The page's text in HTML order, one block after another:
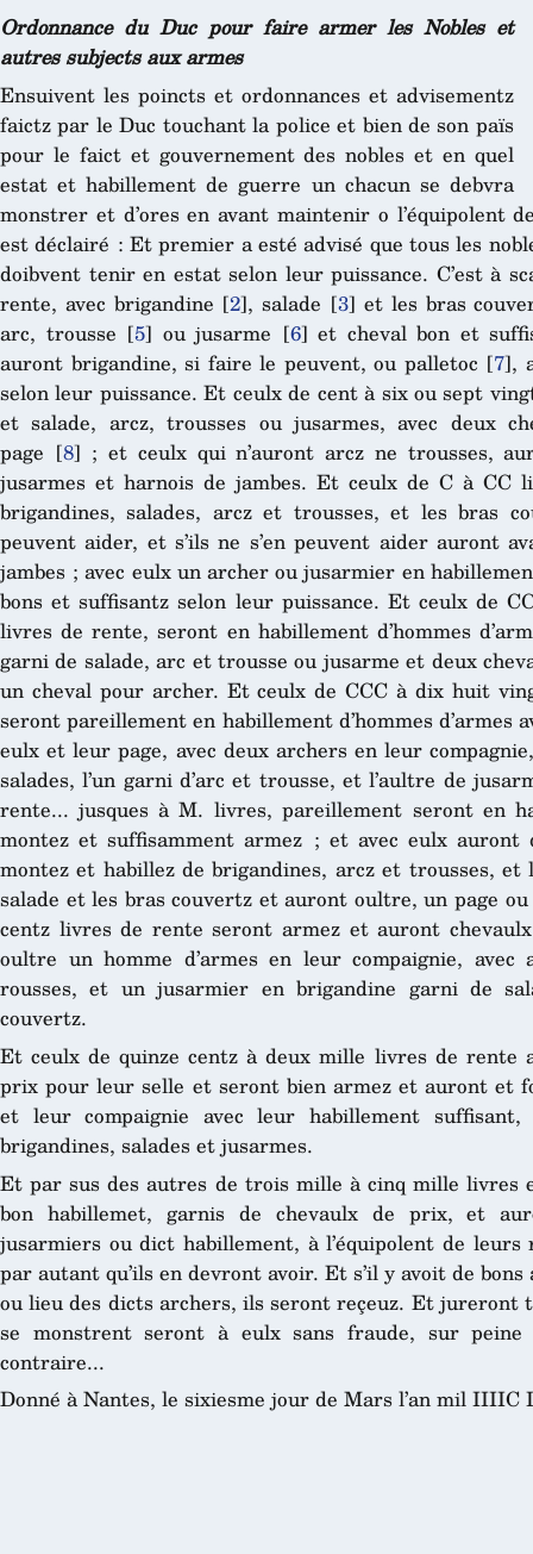
Ordonnance du Duc pour faire armer les Nobles et
autres subjects aux armes
Ensuivent les poincts et ordonnances et advisementz
faictz par le Duc touchant la police et bien de son païs
pour le faict et gouvernement des nobles et en quel
estat et habillement de guerre un chacun se debvra
monstrer et d’ores en avant maintenir o l’équipolent
est déclairé : Et premier a esté advisé que tous les
doibvent tenir en estat selon leur puissance. C’est à
rente, avec brigandine [2], salade [3] et les bras
arc, trousse [5] ou jusarme [6] et cheval bon et
auront brigandine, si faire le peuvent, ou palletoc [7],
selon leur puissance. Et ceulx de cent à six ou sept
et salade, arcz, trousses ou jusarmes, avec deux
page [8] ; et ceulx qui n’auront arcz ne trousses,
jusarmes et harnois de jambes. Et ceulx de C à CC
brigandines, salades, arcz et trousses, et les bras
peuvent aider, et s’ils ne s’en peuvent aider auront
jambes ; avec eulx un archer ou jusarmier en
bons et suffisantz selon leur puissance. Et ceulx de
livres de rente, seront en habillement d’hommes
garni de salade, arc et trousse ou jusarme et deux
un cheval pour archer. Et ceulx de CCC à dix huit
seront pareillement en habillement d’hommes d’armes
eulx et leur page, avec deux archers en leur
salades, l’un garni d’arc et trousse, et l’aultre de
rente... jusques à M. livres, pareillement seront en
montez et suffisamment armez ; et avec eulx
montez et habillez de brigandines, arcz et trousses,
salade et les bras couvertz et auront oultre, un page
centz livres de rente seront armez et auront
oultre un homme d’armes en leur compaignie, avec
rousses, et un jusarmier en brigandine garni de
couvertz.
Et ceulx de quinze centz à deux mille livres de rente
prix pour leur selle et seront bien armez et auront et
et leur compaignie avec leur habillement
brigandines, salades et jusarmes.
Et par sus des autres de trois mille à cinq mille livres
bon habillemet, garnis de chevaulx de prix, et
jusarmiers ou dict habillement, à l’équipolent de leurs
par autant qu’ils en devront avoir. Et s’il y avoit de
ou lieu des dicts archers, ils seront reçeuz. Et jureront
se monstrent seront à eulx sans fraude, sur
contraire...
Donné à Nantes, le sixiesme jour de Mars l’an mil IIIIC